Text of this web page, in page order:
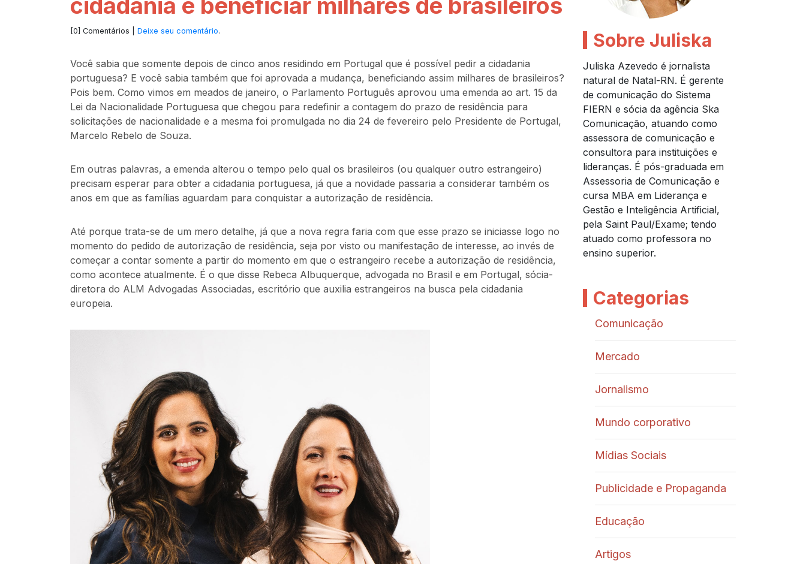
cidadania e beneficiar milhares de brasileiros
[0] Comentários | Deixe seu comentário.
Você sabia que somente depois de cinco anos residindo em Portugal que é possível pedir a cidadania
portuguesa? E você sabia também que foi aprovada a mudança, beneficiando assim milhares de brasileiros?
Pois bem. Como vimos em meados de janeiro, o Parlamento Português aprovou uma emenda ao art. 15 da
Lei da Nacionalidade Portuguesa que chegou para redefinir a contagem do prazo de residência para
solicitações de nacionalidade e a mesma foi promulgada no dia 24 de fevereiro pelo Presidente de Portugal,
Marcelo Rebelo de Souza.
Em outras palavras, a emenda alterou o tempo pelo qual os brasileiros (ou qualquer outro estrangeiro)
precisam esperar para obter a cidadania portuguesa, já que a novidade passaria a considerar também os
anos em que as famílias aguardam para conquistar a autorização de residência.
Até porque trata-se de um mero detalhe, já que a nova regra faria com que esse prazo se iniciasse logo no
momento do pedido de autorização de residência, seja por visto ou manifestação de interesse, ao invés de
começar a contar somente a partir do momento em que o estrangeiro recebe a autorização de residência,
como acontece atualmente. É o que disse Rebeca Albuquerque, advogada no Brasil e em Portugal, sócia-
diretora do ALM Advogadas Associadas, escritório que auxilia estrangeiros na busca pela cidadania
europeia.
Sobre Juliska
Juliska Azevedo é jornalista
natural de Natal-RN. É gerente
de comunicação do Sistema
FIERN e sócia da agência Ska
Comunicação, atuando como
assessora de comunicação e
consultora para instituições e
lideranças. É pós-graduada em
Assessoria de Comunicação e
cursa MBA em Liderança e
Gestão e Inteligência Artificial,
pela Saint Paul/Exame; tendo
atuado como professora no
ensino superior.
Categorias
Comunicação
Mercado
Jornalismo
Mundo corporativo
Mídias Sociais
Publicidade e Propaganda
Educação
Artigos